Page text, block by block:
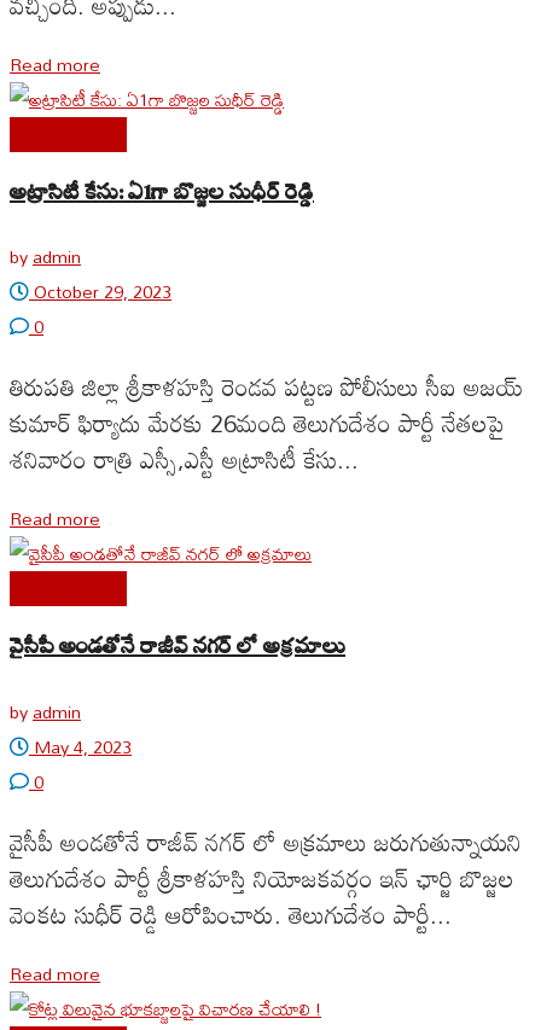
Read more
అట్రాసిటీ కేసు: ఏ1గా బొజ్జల సుధీర్ రెడ్డి
byadmin
October 29, 2023
0
తిరుపతి జిల్లా శ్రీకాళహస్తి రెండవ పట్టణ పోలీసులు సీఐ అజయ్
కుమార్ ఫిర్యాదు మేరకు 26మంది తెలుగుదేశం పార్టీ నేతలపై
శనివారం రాత్రి ఎస్సీ,ఎస్టీ అట్రాసిటీ కేసు...
Read more
వైసీపీ అండతోనే రాజీవ్ నగర్ లో అక్రమాలు
byadmin
May 4, 2023
0
వైసీపీ అండతోనే రాజీవ్ నగర్ లో అక్రమాలు జరుగుతున్నాయని
తెలుగుదేశం పార్టీ శ్రీకాళహస్తి నియోజకవర్గం ఇన్ ఛార్జి బొజ్జల
వెంకట సుధీర్ రెడ్డి ఆరోపించారు. తెలుగుదేశం పార్టీ...
Read more